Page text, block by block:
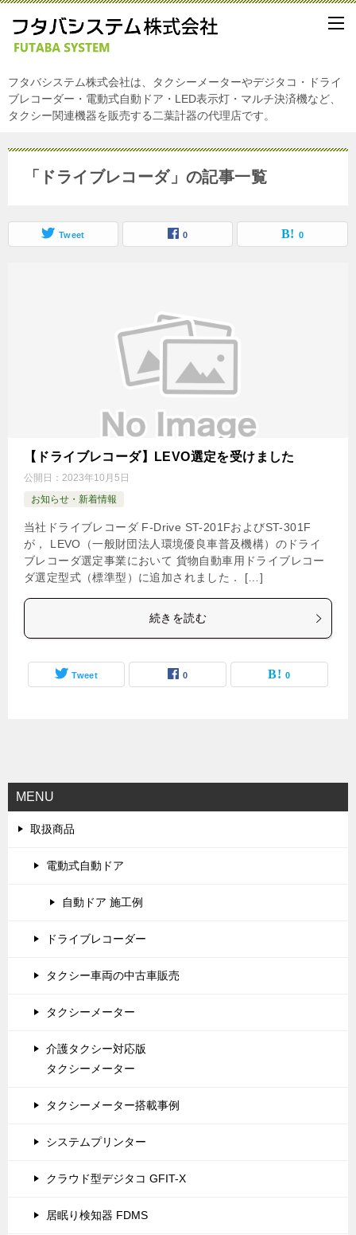
フタバシステム株式会社は、タクシーメーターやデジタコ・ドライ
ブレコーダー・電動式自動ドア・LED表示灯・マルチ決済機など、
タクシー関連機器を販売する二葉計器の代理店です。
「ドライブレコーダ」の記事一覧
Tweet 0 0
【ドライブレコーダ】LEVO選定を受けました
公開日： 2023年10月5日
お知らせ・新着情報
当社ドライブレコーダ F-Drive ST-201FおよびST-301F
が， LEVO（一般財団法人環境優良車普及機構）のドライ
ブレコーダ選定事業において 貨物自動車用ドライブレコー
ダ選定型式（標準型）に追加されました． […]
続きを読む
Tweet 0 0
MENU
取扱商品
電動式自動ドア
自動ドア 施工例
ドライブレコーダー
タクシー車両の中古車販売
タクシーメーター
介護タクシー対応版
タクシーメーター
タクシーメーター搭載事例
システムプリンター
クラウド型デジタコ GFIT-X
居眠り検知器 FDMS